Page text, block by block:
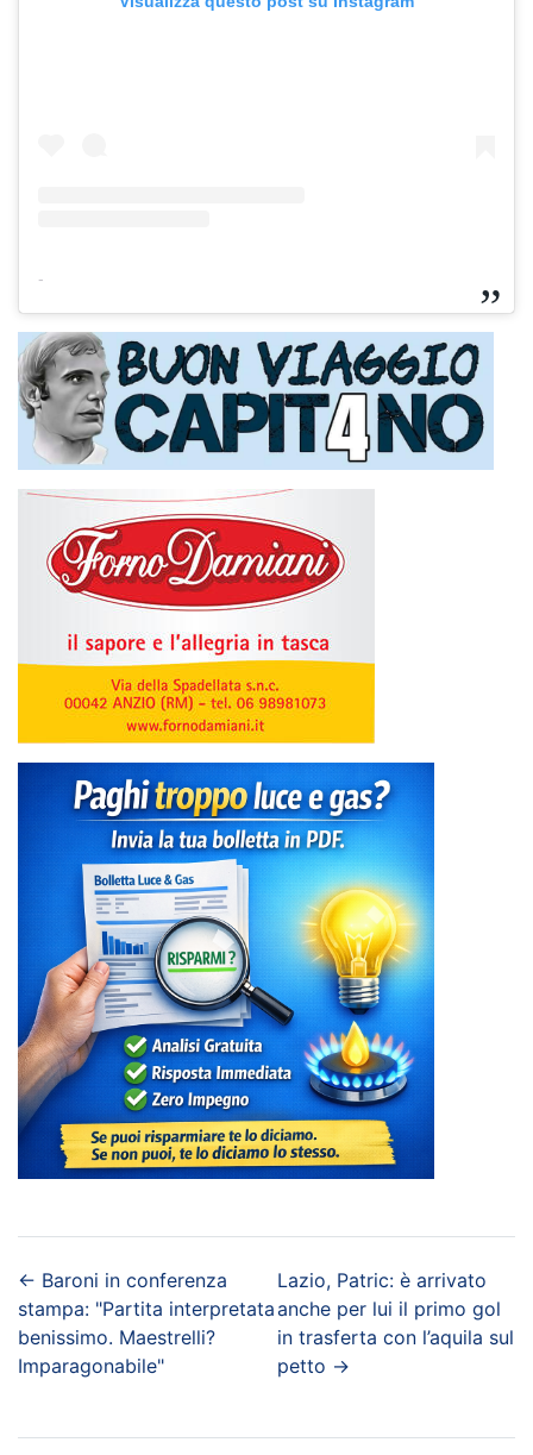
-
← Baroni in conferenza
stampa: "Partita interpretata
benissimo. Maestrelli?
Imparagonabile"
Lazio, Patric: è arrivato
anche per lui il primo gol
in trasferta con l’aquila sul
petto →